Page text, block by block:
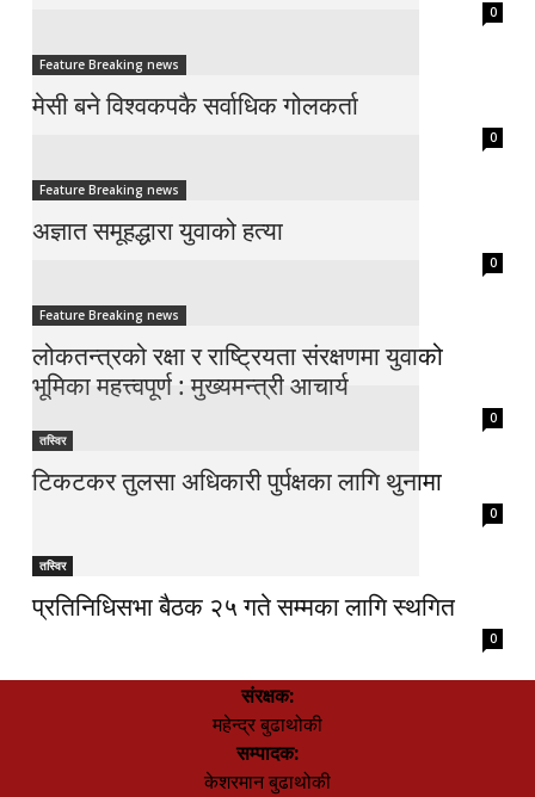
0
Feature Breaking news
मेसी बने विश्वकपकै सर्वाधिक गोलकर्ता
0
Feature Breaking news
अज्ञात समूहद्धारा युवाको हत्या
0
Feature Breaking news
लोकतन्त्रको रक्षा र राष्ट्रियता संरक्षणमा युवाको
भूमिका महत्त्वपूर्ण : मुख्यमन्त्री आचार्य
0
तस्विर
टिकटकर तुलसा अधिकारी पुर्पक्षका लागि थुनामा
0
तस्विर
प्रतिनिधिसभा बैठक २५ गते सम्मका लागि स्थगित
0
संरक्षक:
महेन्द्र बुढाथोकी
सम्पादक:
केशरमान बुढाथोकी